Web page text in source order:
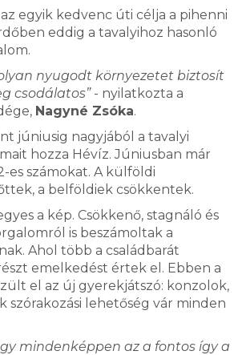
egyik kedvenc úti célja a pihenni
eddig a tavalyihoz hasonló
olyan nyugodt környezetet biztosít
csodálatos”- nyilatkozta a
Nagyné Zsóka.
júniusig nagyjából a tavalyi
hozza Hévíz. Júniusban már
számokat. A külföldi
a belföldiek csökkentek.
a kép. Csökkenő, stagnáló és
is beszámoltak a
Ahol több a családbarát
emelkedést értek el. Ebben a
el az új gyerekjátszó: konzolok,
szórakozási lehetőség vár minden
mindenképpen az a fontos így a